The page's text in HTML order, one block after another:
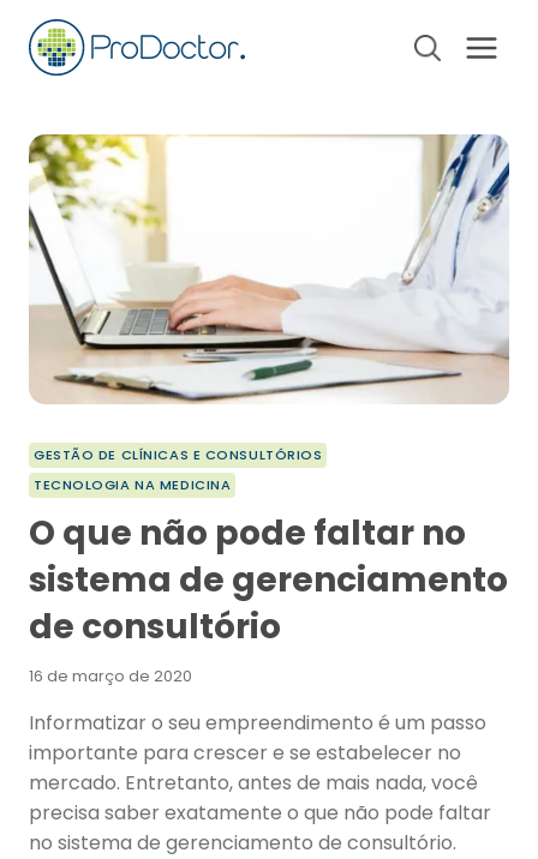
Pular
para
GESTÃO DE CLÍNICAS E CONSULTÓRIOS
TECNOLOGIA NA MEDICINA
O que não pode faltar no
sistema de gerenciamento
de consultório
16 de março de 2020
Informatizar o seu empreendimento é um passo
importante para crescer e se estabelecer no
mercado. Entretanto, antes de mais nada, você
precisa saber exatamente o que não pode faltar
no sistema de gerenciamento de consultório.